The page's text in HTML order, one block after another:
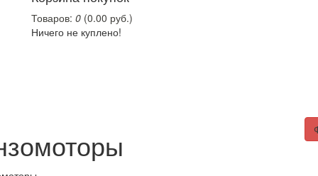
Товаров: 0 (0.00 руб.)
Ничего не куплено!